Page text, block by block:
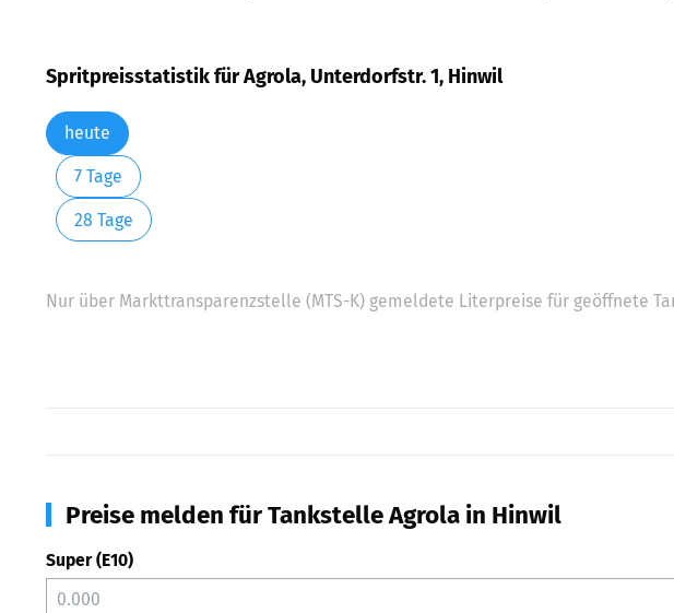
Spritpreisstatistik für Agrola, Unterdorfstr. 1, Hinwil
heute
7 Tage
28 Tage
Nur über Markttransparenzstelle (MTS-K) gemeldete Literpreise für geöffnete
Preise melden für Tankstelle Agrola in Hinwil
Super (E10)